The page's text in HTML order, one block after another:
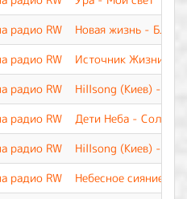
радио RW
Новая жизнь -
радио RW
Источник Жизни -
радио RW
Hillsong (Киев) -
радио RW
Дети Неба - Солнце
радио RW
Hillsong (Киев) - Бог
радио RW
Небесное сияние-